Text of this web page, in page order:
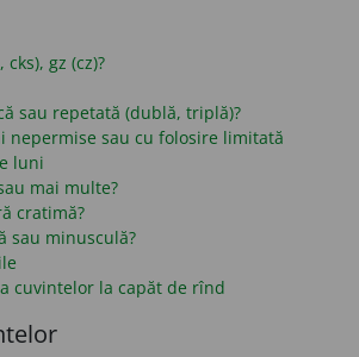
cks), gz (cz)?
sau repetată (dublă, triplă)?
nepermise sau cu folosire limitată
luni
mai multe?
cratimă?
sau minusculă?
cuvintelor la capăt de rînd